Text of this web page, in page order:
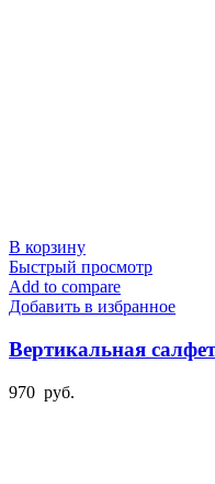
В корзину
Быстрый просмотр
Add to compare
Добавить в избранное
Вертикальная
970 руб.